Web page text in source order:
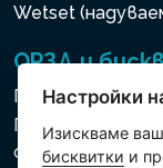
Wetset
ОРЗД и
Политика за
Политика за
обработвани
Настройки
Изискваме
бисквитки и